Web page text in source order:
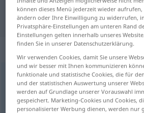
"voraussetzen"
Übersetzung
„voraussetzen“
voraussetzen <trennb;-ge->
Übersicht aller Übersetzungen
(Für mehr Details die Übersetzung
können dieses Menü jederzeit wieder
ändern oder Ihre Einwilligung zu widerrufen,
Privatsphäre-Einstellungen am unteren Rand
Einstellungen gelten innerhalb unseres
finden Sie in unserer Datenschutzerklärung.
Wir verwenden Cookies, damit Sie unsere
und wir besser mit Ihnen kommunizieren
funktionale und statistische Cookies, die für
und der statistischen Auswertung unserer
werden auf Grundlage unserer Vorauswahl
gespeichert. Marketing-Cookies und Cookies,
personalisierter Werbung dienen, werden nur